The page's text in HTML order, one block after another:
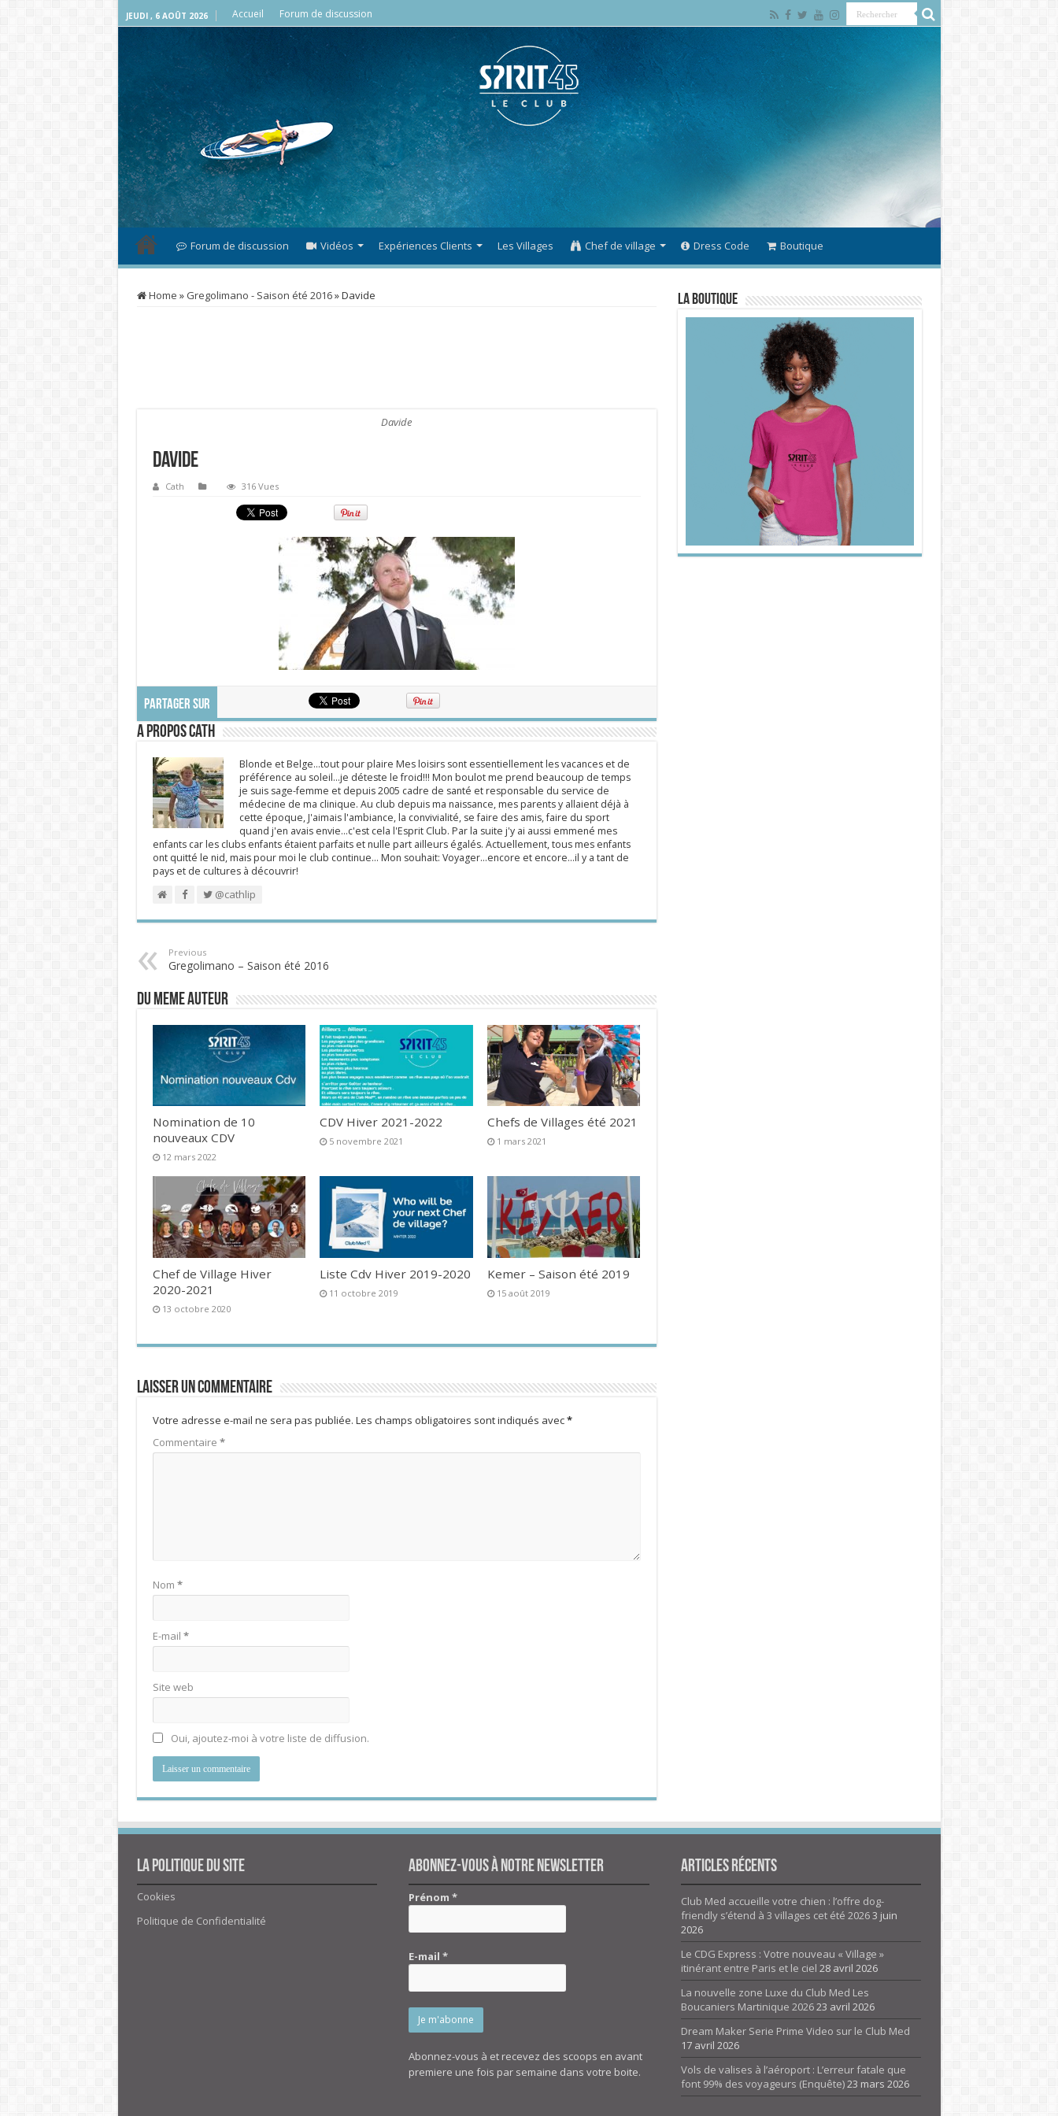
JEUDI , 6 AOÛT 2026 Accueil Forum de discussion
Forum de discussion Vidéos Expériences Clients Les Villages Chef de village Dress Code Boutique
Home » Gregolimano - Saison été 2016»Davide
Davide
Davide
Cath 316 Vues
PARTAGER SUR
A propos Cath
Blonde et Belge...tout pour plaire Mes loisirs sont essentiellement les vacances et de
préférence au soleil...je déteste le froid!!! Mon boulot me prend beaucoup de temps
je suis sage-femme et depuis 2005 cadre de santé et responsable du service de
médecine de ma clinique. Au club depuis ma naissance, mes parents y allaient déjà à
cette époque, J'aimais l'ambiance, la convivialité, se faire des amis, faire du sport
quand j'en avais envie...c'est cela l'Esprit Club. Par la suite j'y ai aussi emmené mes
enfants car les clubs enfants étaient parfaits et nulle part ailleurs égalés. Actuellement, tous mes enfants
ont quitté le nid, mais pour moi le club continue... Mon souhait: Voyager...encore et encore...il y a tant de
pays et de cultures à découvrir!
@cathlip
Previous
Gregolimano – Saison été 2016
DU MEME AUTEUR
Nomination de 10
nouveaux CDV
12 mars 2022
CDV Hiver 2021-2022
5 novembre 2021
Chefs de Villages été 2021
1 mars 2021
Chef de Village Hiver
2020-2021
13 octobre 2020
Liste Cdv Hiver 2019-2020
11 octobre 2019
Kemer – Saison été 2019
15 août 2019
Laisser un commentaire
Votre adresse e-mail ne sera pas publiée. Les champs obligatoires sont indiqués avec*
Commentaire *
Nom *
E-mail *
Site web
Oui, ajoutez-moi à votre liste de diffusion.
La Boutique
La politique du site
Cookies
Politique de Confidentialité
Abonnez-vous à notre newsletter
Prénom*
E-mail*
Abonnez-vous à et recevez des scoops en avant
premiere une fois par semaine dans votre boite.
Articles Récents
Club Med accueille votre chien : l’offre dog-
friendly s’étend à 3 villages cet été 20263 juin
2026
Le CDG Express : Votre nouveau « Village »
itinérant entre Paris et le ciel 28 avril 2026
La nouvelle zone Luxe du Club Med Les
Boucaniers Martinique 202623 avril 2026
Dream Maker Serie Prime Video sur le Club Med
17 avril 2026
Vols de valises à l’aéroport : L’erreur fatale que
font 99% des voyageurs (Enquête)23 mars 2026